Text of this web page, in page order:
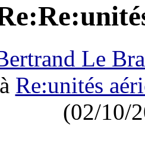
Le
Re:unités
(02/10/